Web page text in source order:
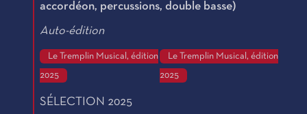
accordéon, percussions, double basse)
Auto-édition
Le Tremplin Musical, édition
2025
Le Tremplin Musical, édition
2025
SÉLECTION 2025